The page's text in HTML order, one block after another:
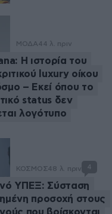
ΜΟΔΑ44 λ. πριν
Η ιστορία του
luxury οίκου
– Εκεί όπου το
status δεν
λογότυπο
ΚΟΣΜΟΣ48 λ. πριν 4
ΥΠΕΞ: Σύσταση
προσοχή στους
που βρίσκονται